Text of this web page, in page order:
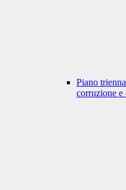
Piano
corruzione e